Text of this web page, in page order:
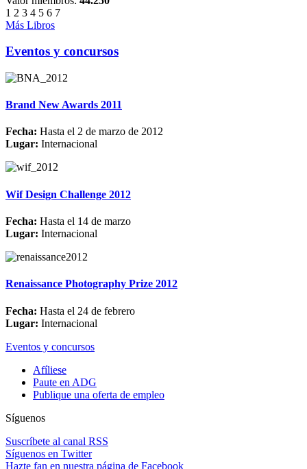
1 2 3 4 5 6 7
Más Libros
Eventos y concursos
Brand New Awards 2011
Fecha: Hasta el 2 de marzo de 2012
Lugar: Internacional
Wif Design Challenge 2012
Fecha: Hasta el 14 de marzo
Lugar: Internacional
Renaissance Photography Prize 2012
Fecha: Hasta el 24 de febrero
Lugar: Internacional
Eventos y concursos
Afíliese
Paute en ADG
Publique una oferta de empleo
Síguenos
Suscríbete al canal RSS
Síguenos en Twitter
Hazte fan en nuestra página de Facebook